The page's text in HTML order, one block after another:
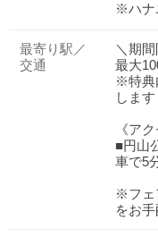
※ハナ
最寄り駅／
交通
＼期
最大
※特典
します
《ア
■円山
車で5
※フェ
をお手